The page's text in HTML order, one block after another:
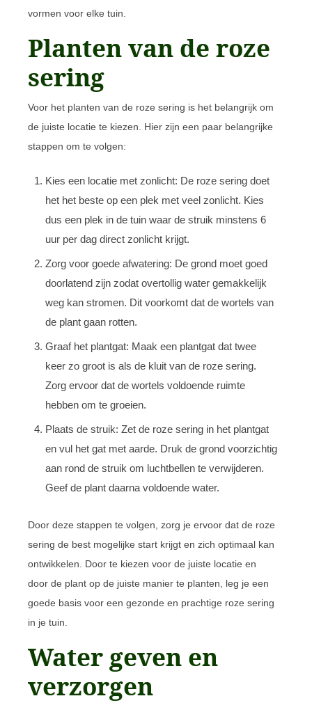
vormen voor elke tuin.
Planten van de roze
sering
Voor het planten van de roze sering is het belangrijk om
de juiste locatie te kiezen. Hier zijn een paar belangrijke
stappen om te volgen:
Kies een locatie met zonlicht: De roze sering doet
het het beste op een plek met veel zonlicht. Kies
dus een plek in de tuin waar de struik minstens 6
uur per dag direct zonlicht krijgt.
Zorg voor goede afwatering: De grond moet goed
doorlatend zijn zodat overtollig water gemakkelijk
weg kan stromen. Dit voorkomt dat de wortels van
de plant gaan rotten.
Graaf het plantgat: Maak een plantgat dat twee
keer zo groot is als de kluit van de roze sering.
Zorg ervoor dat de wortels voldoende ruimte
hebben om te groeien.
Plaats de struik: Zet de roze sering in het plantgat
en vul het gat met aarde. Druk de grond voorzichtig
aan rond de struik om luchtbellen te verwijderen.
Geef de plant daarna voldoende water.
Door deze stappen te volgen, zorg je ervoor dat de roze
sering de best mogelijke start krijgt en zich optimaal kan
ontwikkelen. Door te kiezen voor de juiste locatie en
door de plant op de juiste manier te planten, leg je een
goede basis voor een gezonde en prachtige roze sering
in je tuin.
Water geven en
verzorgen